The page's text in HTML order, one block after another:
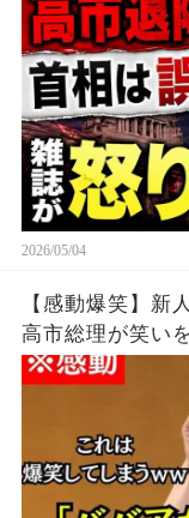
2026/05/04
【感動爆笑】新
高市総理が笑い
圧巻のスピーチ！